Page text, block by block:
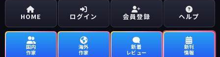
HOME ログイン 会員登録 ヘルプ
国内
作家
海外
作家
新着
レビュー
新刊
情報